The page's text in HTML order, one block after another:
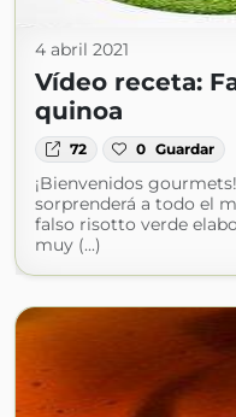
4 abril 2021
Vídeo receta:
quinoa
72 0 Guardar
¡Bienvenidos
sorprenderá a todo el
falso risotto verde
muy (...)